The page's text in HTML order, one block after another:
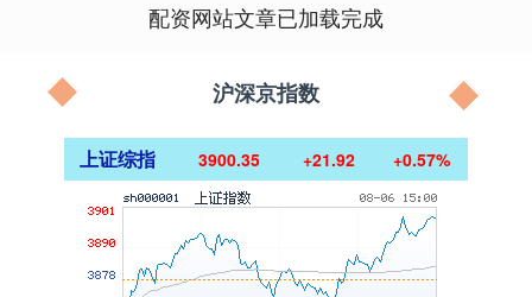
配资网站文章已加载完成
沪深京指数
上证综指 3900.35 +21.92 +0.57%